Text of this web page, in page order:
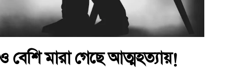
বেশি মারা গেছে আত্মহত্যায়!